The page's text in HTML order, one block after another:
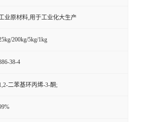
业原材料,用于工业化大生产
200kg/5kg/1kg
38-4
二苯基环丙烯-3-酮;